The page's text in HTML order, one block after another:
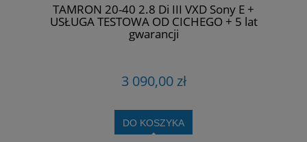
TAMRON 20-40 2.8 Di III VXD Sony E +
USŁUGA TESTOWA OD CICHEGO + 5 lat
gwarancji
3 090,00 zł
DO KOSZYKA